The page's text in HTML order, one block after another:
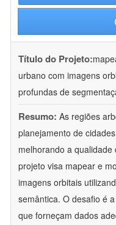
Título do Projeto:
urbano com imagens
profundas de
Resumo: As regiões
planejamento de
melhorando a
projeto visa mapear e
imagens orbitais
semântica. O desafio é
que forneçam dados